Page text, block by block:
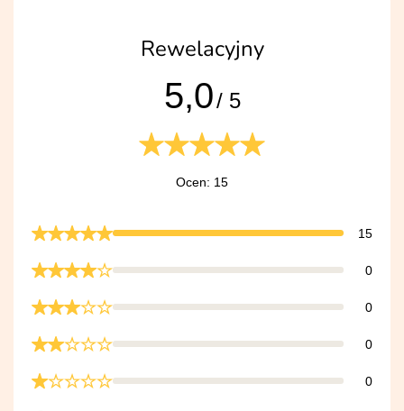
Rewelacyjny
5,0/ 5
Ocen: 15
15
0
0
0
0